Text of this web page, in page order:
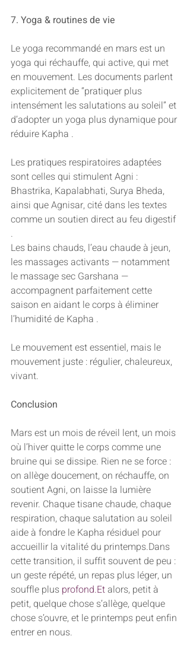
7. Yoga & routines de vie
Le yoga recommandé en mars est un
yoga qui réchauffe, qui active, qui met
en mouvement. Les documents parlent
explicitement de “pratiquer plus
intensément les salutations au soleil” et
d’adopter un yoga plus dynamique pour
réduire Kapha .
Les pratiques respiratoires adaptées
sont celles qui stimulent Agni :
Bhastrika, Kapalabhati, Surya Bheda,
ainsi que Agnisar, cité dans les textes
comme un soutien direct au feu digestif
.
Les bains chauds, l’eau chaude à jeun,
les massages activants — notamment
le massage sec Garshana —
accompagnent parfaitement cette
saison en aidant le corps à éliminer
l’humidité de Kapha .
Le mouvement est essentiel, mais le
mouvement juste : régulier, chaleureux,
vivant.
Conclusion
Mars est un mois de réveil lent, un mois
où l’hiver quitte le corps comme une
bruine qui se dissipe. Rien ne se force :
on allège doucement, on réchauffe, on
soutient Agni, on laisse la lumière
revenir. Chaque tisane chaude, chaque
respiration, chaque salutation au soleil
aide à fondre le Kapha résiduel pour
accueillir la vitalité du printemps.Dans
cette transition, il suffit souvent de peu :
un geste répété, un repas plus léger, un
souffle plus profond.Et alors, petit à
petit, quelque chose s’allège, quelque
chose s’ouvre, et le printemps peut enfin
entrer en nous.